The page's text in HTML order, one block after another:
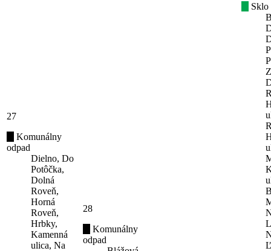
27
Komunálny
odpad
Dielno, Do
Potôčka,
Dolná
Roveň,
Horná
Roveň,
Hrbky,
Kamenná
ulica, Na
28
Komunálny
odpad
Sklo